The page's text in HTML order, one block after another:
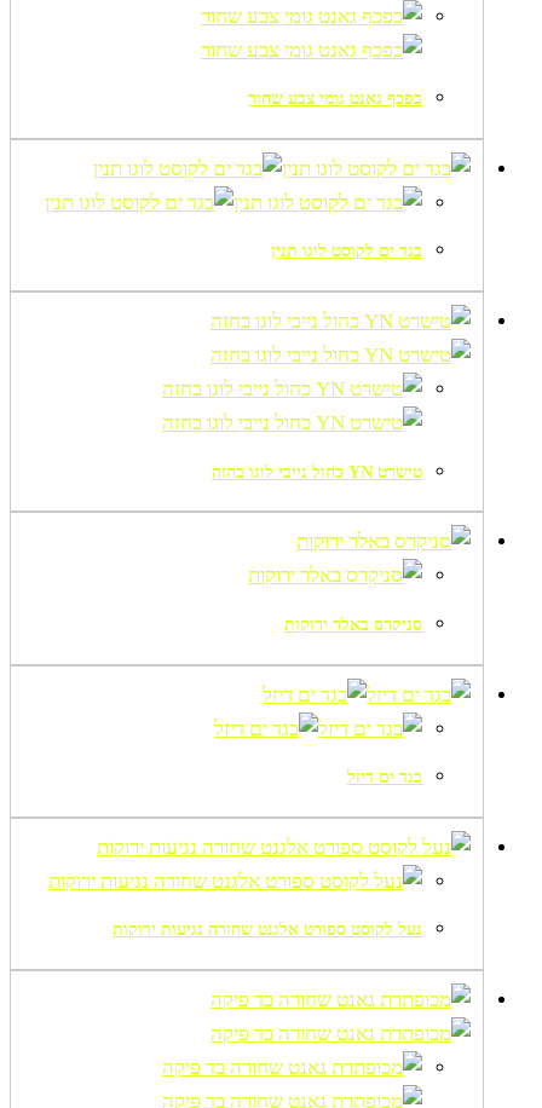
כפכף גאנט גומי צבע שחור
בגד ים לקוסט לוגו תנין
טישרט YN כחול נייבי לוגו בחזה
סניקרס באלר ירוקות
בגד ים דיזל
נעל לקוסט ספורט אלגנט שחורה נגיעות ירוקות